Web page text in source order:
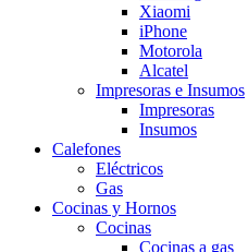
Xiaomi
iPhone
Motorola
Alcatel
Impresoras e Insumos
Impresoras
Insumos
Calefones
Eléctricos
Gas
Cocinas y Hornos
Cocinas
Cocinas a gas